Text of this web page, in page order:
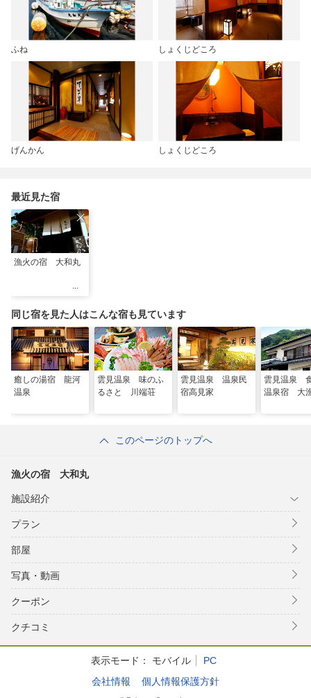
ふね しょくじどころ
げんかん しょくじどころ
最近見た宿
漁火の宿 大和丸
同じ宿を見た人はこんな宿も見ています
癒しの湯宿 龍河
温泉
雲見温泉 味のふ
るさと 川端荘
雲見温泉 温泉民
宿高見家
雲見温泉
温泉宿 大
このページのトップへ
漁火の宿 大和丸
施設紹介
プラン
部屋
写真・動画
クーポン
クチコミ
表示モード： モバイル
PC
会社情報
個人情報保護方針